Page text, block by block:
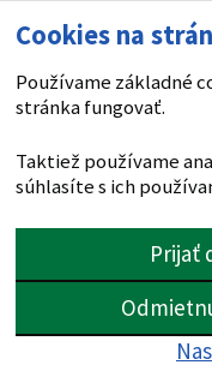
Cookies na
Používame základné
stránka fungovať.
Taktiež používame
súhlasíte s ich
Prijať